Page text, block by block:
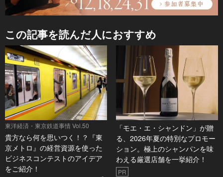
この記事を読んだ人におすすめ
東洋経済・東京鉄道事情 Vol.50
貴方なら何を思いつく！？『東
京メトロ』の経営資源を使った
ビジネスコンテストのアイデア
をご紹介！
「モエ・エ・シャンドン」が贈
る、2026年夏の特別なプロモー
ション。極上のシャンパンを味
わえる厳選店舗を一挙紹介！
PR